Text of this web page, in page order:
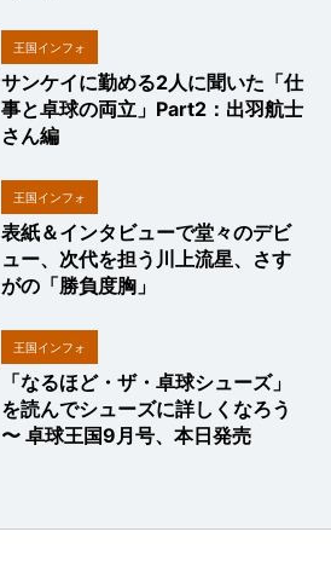
王国インフォ
サンケイに勤める2人に聞いた「仕
事と卓球の両立」Part2：出羽航士
さん編
王国インフォ
表紙＆インタビューで堂々のデビ
ュー、次代を担う川上流星、さす
がの「勝負度胸」
王国インフォ
「なるほど・ザ・卓球シューズ」
を読んでシューズに詳しくなろう
〜 卓球王国9月号、本日発売